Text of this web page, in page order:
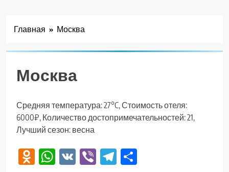
Главная Москва
Москва
Средняя температура: 27°C, Стоимость отеля:
6000₽, Количество достопримечательностей: 21,
Лучший сезон: весна
Odnoklassniki
WhatsApp
VK ViberTelegram